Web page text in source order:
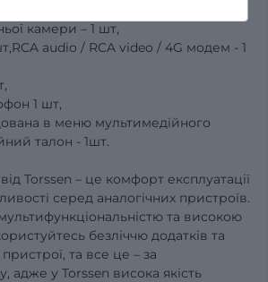
камери – 1 шт,
audio / RCA video / 4G модем - 1
1 шт,
в меню мультимедійного
талон - 1шт.
Torssen – це комфорт експлуатації
серед аналогічних пристроїв.
та високою
безліччю додатків та
та все це – за
адже у Torssen висока якість